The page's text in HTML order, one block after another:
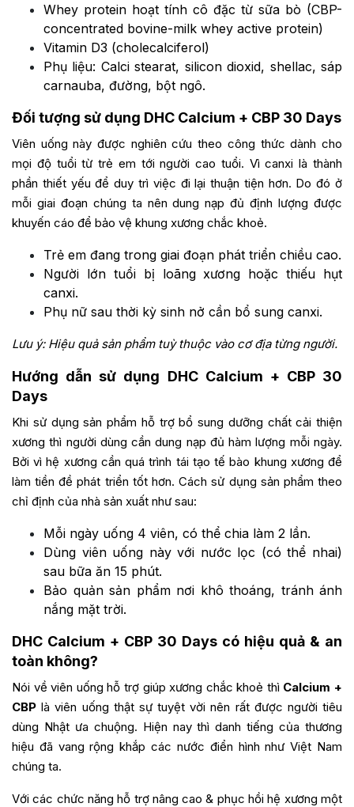
Whey protein hoạt tính cô đặc từ sữa bò (CBP-
concentrated bovine-milk whey active protein)
Vitamin D3 (cholecalciferol)
Phụ liệu: Calci stearat, silicon dioxid, shellac, sáp
carnauba, đường, bột ngô.
Đối tượng sử dụng DHC Calcium + CBP 30 Days
Viên uống này được nghiên cứu theo công thức dành cho
mọi độ tuổi từ trẻ em tới người cao tuổi. Vì canxi là thành
phần thiết yếu để duy trì việc đi lại thuận tiện hơn. Do đó ở
mỗi giai đoạn chúng ta nên dung nạp đủ định lượng được
khuyến cáo để bảo vệ khung xương chắc khoẻ.
Trẻ em đang trong giai đoạn phát triển chiều cao.
Người lớn tuổi bị loãng xương hoặc thiếu hụt
canxi.
Phụ nữ sau thời kỳ sinh nở cần bổ sung canxi.
Lưu ý: Hiệu quả sản phẩm tuỳ thuộc vào cơ địa từng người.
Hướng dẫn sử dụng DHC Calcium + CBP 30
Days
Khi sử dụng sản phẩm hỗ trợ bổ sung dưỡng chất cải thiện
xương thì người dùng cần dung nạp đủ hàm lượng mỗi ngày.
Bởi vì hệ xương cần quá trình tái tạo tế bào khung xương để
làm tiền đề phát triển tốt hơn. Cách sử dụng sản phẩm theo
chỉ định của nhà sản xuất như sau:
Mỗi ngày uống 4 viên, có thể chia làm 2 lần.
Dùng viên uống này với nước lọc (có thể nhai)
sau bữa ăn 15 phút.
Bảo quản sản phẩm nơi khô thoáng, tránh ánh
nắng mặt trời.
DHC Calcium + CBP 30 Days có hiệu quả & an
toàn không?
Nói về viên uống hỗ trợ giúp xương chắc khoẻ thì Calcium +
CBPlà viên uống thật sự tuyệt vời nên rất được người tiêu
dùng Nhật ưa chuộng. Hiện nay thì danh tiếng của thương
hiệu đã vang rộng khắp các nước điển hình như Việt Nam
chúng ta.
Với các chức năng hỗ trợ nâng cao & phục hồi hệ xương một